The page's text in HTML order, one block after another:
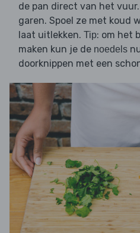
de pan direct van het
garen. Spoel ze met koud
laat uitlekken. Tip: om het
maken kun je de noedels
doorknippen met een